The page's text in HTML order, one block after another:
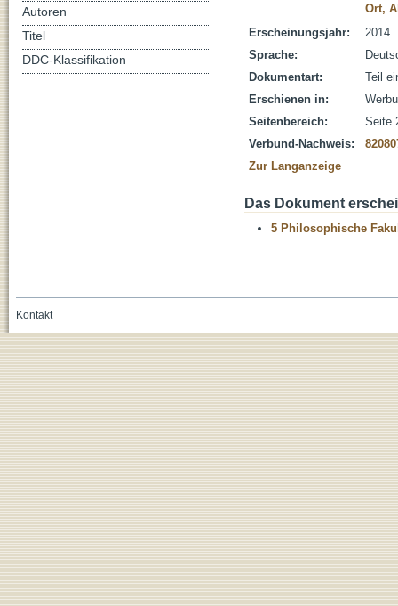
Ort,
Erscheinungsjahr:
2014
Sprache:
Dokumentart:
Teil
Erschienen in:
Seitenbereich:
Seite
Verbund-Nachweis:
Zur Langanzeige
Das Dokument
5 Philosophische
Autoren
Titel
DDC-Klassifikation
Kontakt